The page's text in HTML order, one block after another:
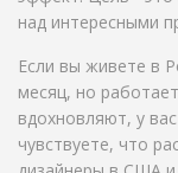
над интересными
Если вы живете в
месяц, но
вдохновляют, у
чувствуете, что